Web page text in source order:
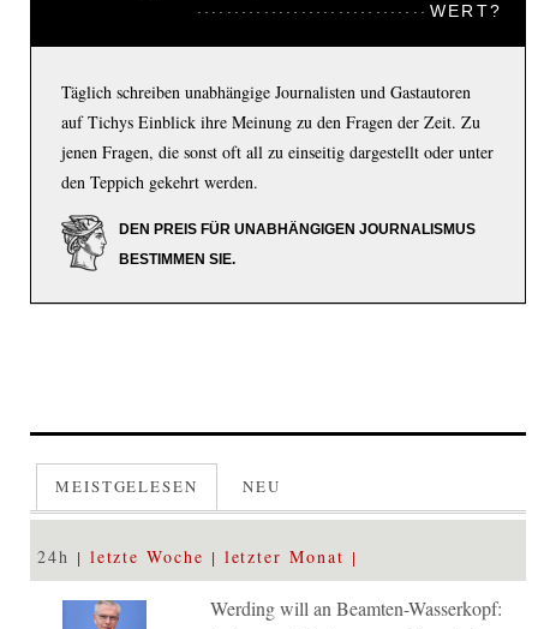
WERT?
Täglich schreiben unabhängige Journalisten und Gastautoren
auf Tichys Einblick ihre Meinung zu den Fragen der Zeit. Zu
jenen Fragen, die sonst oft all zu einseitig dargestellt oder unter
den Teppich gekehrt werden.
DEN PREIS FÜR UNABHÄNGIGEN JOURNALISMUS
BESTIMMEN SIE.
MEISTGELESEN NEU
24h letzte Woche letzter Monat
Werding will an Beamten-Wasserkopf: